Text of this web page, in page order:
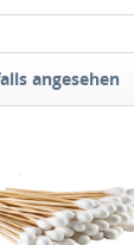
angesehen